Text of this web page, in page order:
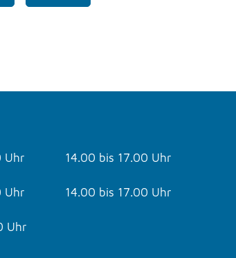
Uhr
14.00 bis 17.00 Uhr
Uhr
14.00 bis 17.00 Uhr
Uhr